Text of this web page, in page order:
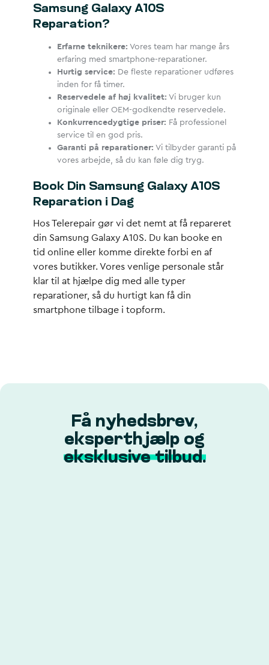
Samsung Galaxy A10S
Reparation?
Erfarne teknikere: Vores team har mange års
erfaring med smartphone-reparationer.
Hurtig service: De fleste reparationer udføres
inden for få timer.
Reservedele af høj kvalitet: Vi bruger kun
originale eller OEM-godkendte reservedele.
Konkurrencedygtige priser: Få professionel
service til en god pris.
Garanti på reparationer: Vi tilbyder garanti på
vores arbejde, så du kan føle dig tryg.
Book Din Samsung Galaxy A10S
Reparation i Dag
Hos Telerepair gør vi det nemt at få repareret
din Samsung Galaxy A10S. Du kan booke en
tid online eller komme direkte forbi en af
vores butikker. Vores venlige personale står
klar til at hjælpe dig med alle typer
reparationer, så du hurtigt kan få din
smartphone tilbage i topform.
Få nyhedsbrev,
eksperthjælp og
eksklusive tilbud.